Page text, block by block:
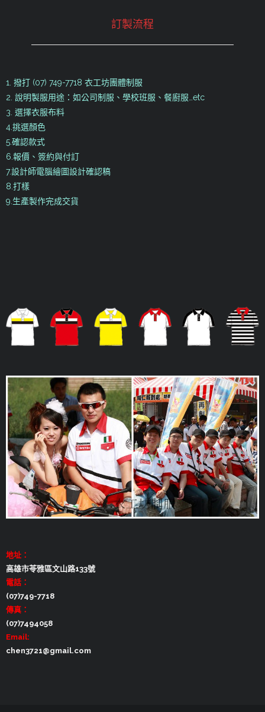
訂製流程
1. 撥打 (07) 749-7718 衣工坊團體制服
2. 說明製服用途：如公司制服、學校班服、餐廚服…etc
3. 選擇衣服布料
4.挑選顏色
5.確認款式
6.報價、簽約與付訂
7.設計師電腦繪圖設計確認稿
8.打樣
9.生產製作完成交貨
地址：
高雄市苓雅區文山路133號
電話：
(07)749-7718
傳真：
(07)7494058
Email:
chen3721@gmail.com